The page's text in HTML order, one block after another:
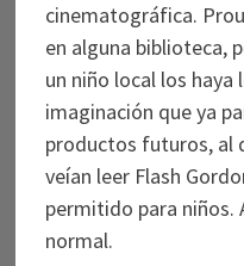
cinematográfica.
en alguna biblioteca,
un niño local los
imaginación que ya
productos futuros, al
veían leer Flash
permitido para
normal.